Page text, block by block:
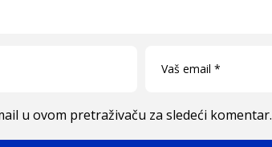
u ovom pretraživaču za sledeći komentar.